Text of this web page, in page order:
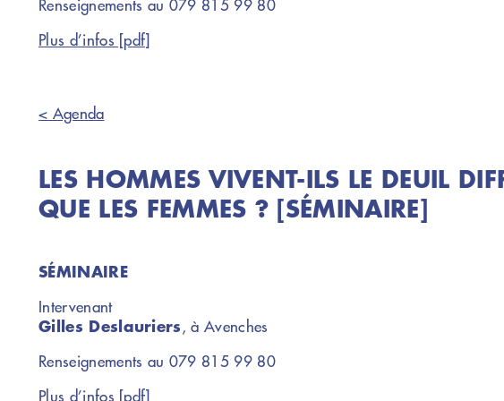
Renseignements au 079 815 99 80
Plus d’infos [pdf]
< Agenda
LES HOMMES VIVENT-ILS LE DEUIL
QUE LES FEMMES ? [SÉMINAIRE]
SÉMINAIRE
Intervenant
Gilles Deslauriers, à Avenches
Renseignements au 079 815 99 80
Plus d’infos [pdf]